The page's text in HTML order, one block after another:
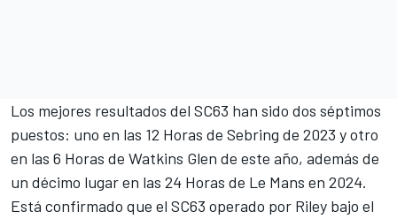
Los mejores resultados del SC63 han sido dos séptimos
puestos: uno en las 12 Horas de Sebring de 2023 y otro
en las 6 Horas de Watkins Glen de este año, además de
un décimo lugar en las 24 Horas de Le Mans en 2024.
Está confirmado que el SC63 operado por Riley bajo el